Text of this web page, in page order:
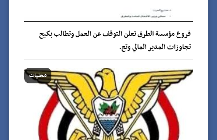
فروع مؤسسة الطرق تعلن التوقف عن العمل وتطالب بكبح
تجاوزات المدير المالي وتع.
محليات